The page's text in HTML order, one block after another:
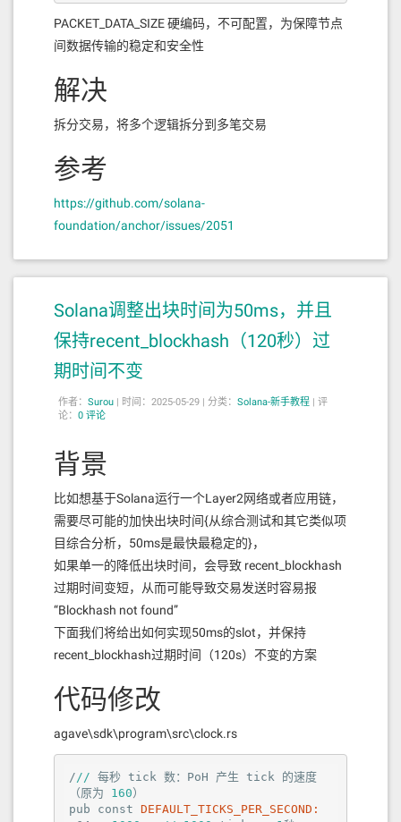
支持
添加新增网络
PACKET_DATA_SIZE 硬编码，不可配置，为保障节点
间数据传输的稳定和安全性
解决
拆分交易，将多个逻辑拆分到多笔交易
参考
https://github.com/solana-
foundation/anchor/issues/2051
Solana调整出块时间为50ms，并且
保持recent_blockhash（120秒）过
期时间不变
作者： Surou | 时间：2025-05-29 | 分类： Solana-新手教程 | 评
论： 0 评论
背景
比如想基于Solana运行一个Layer2网络或者应用链，
需要尽可能的加快出块时间{从综合测试和其它类似项
目综合分析，50ms是最快最稳定的}，
如果单一的降低出块时间，会导致 recent_blockhash
过期时间变短，从而可能导致交易发送时容易报
“Blockhash not found”
下面我们将给出如何实现50ms的slot，并保持
recent_blockhash过期时间（120s）不变的方案
代码修改
agave\sdk\program\src\clock.rs
/// 每秒 tick 数：PoH 产生 tick 的速度
（原为 160）
pub const DEFAULT_TICKS_PER_SECOND: